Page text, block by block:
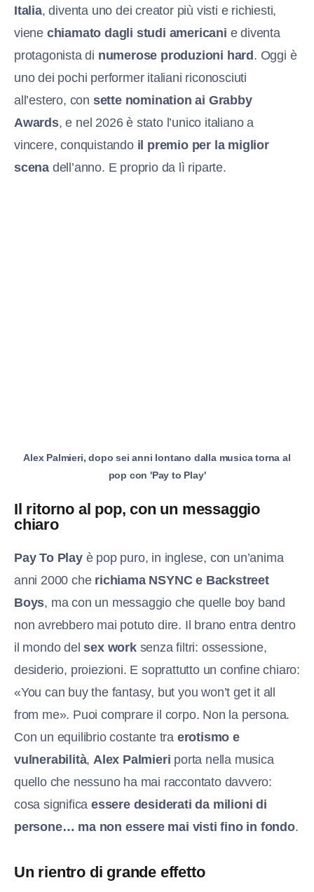
Italia, diventa uno dei creator più visti e richiesti,
viene chiamato dagli studi americani e diventa
protagonista di numerose produzioni hard. Oggi è
uno dei pochi performer italiani riconosciuti
all’estero, con sette nomination ai Grabby
Awards, e nel 2026 è stato l’unico italiano a
vincere, conquistando il premio per la miglior
scena dell’anno. E proprio da lì riparte.
Alex Palmieri, dopo sei anni lontano dalla musica torna al
pop con 'Pay to Play'
Il ritorno al pop, con un messaggio
chiaro
Pay To Playè pop puro, in inglese, con un’anima
anni 2000 che richiama NSYNC e Backstreet
Boys, ma con un messaggio che quelle boy band
non avrebbero mai potuto dire. Il brano entra dentro
il mondo delsex worksenza filtri: ossessione,
desiderio, proiezioni. E soprattutto un confine chiaro:
«You can buy the fantasy, but you won’t get it all
from me». Puoi comprare il corpo. Non la persona.
Con un equilibrio costante tra erotismo e
vulnerabilità, Alex Palmieri porta nella musica
quello che nessuno ha mai raccontato davvero:
cosa significaessere desiderati da milioni di
persone… ma non essere mai visti fino in fondo.
Un rientro di grande effetto